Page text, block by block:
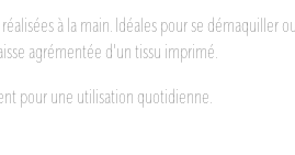
à la main. Idéales pour se démaquiller
agrémentée d'un tissu imprimé.
pour une utilisation quotidienne.